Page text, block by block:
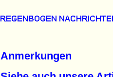
Anmerkungen